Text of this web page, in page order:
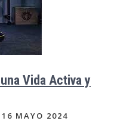
Vida Activa y
16 MAYO 2024